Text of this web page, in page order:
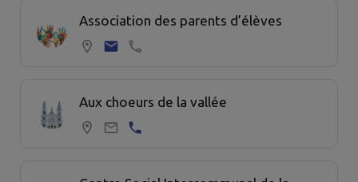
Association des parents d’élèves
Aux choeurs de la vallée